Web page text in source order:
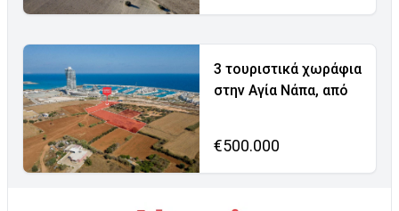
3 τουριστικά χωράφια
στην Αγία Νάπα, από
€500.000